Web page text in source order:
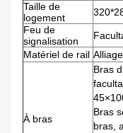
Taille de
logement
Feu de
signalisation
Matériel de rail
À bras
Bras
Bras
bras,